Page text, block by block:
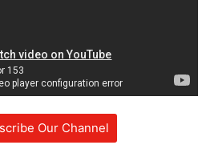
Our Channel